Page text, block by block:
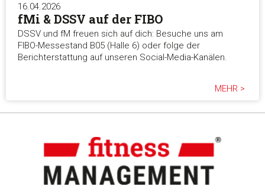
16.04.2026
fMi & DSSV auf der FIBO
DSSV und fM freuen sich auf dich: Besuche uns am
FIBO-Messestand B05 (Halle 6) oder folge der
Berichterstattung auf unseren Social-Media-Kanälen.
MEHR >